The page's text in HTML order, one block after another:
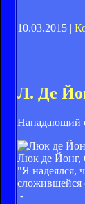
10.03.2015 |
Л. Де
Нападающий
Люк де Йонг,
"Я надеялся,
сложившейся
-